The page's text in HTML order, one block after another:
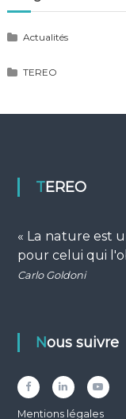
Actualités
TEREO
TEREO
« La nature est
pour celui qui
Carlo Goldoni
Nous suivre
FacebookLinkedIn
Mentions légales